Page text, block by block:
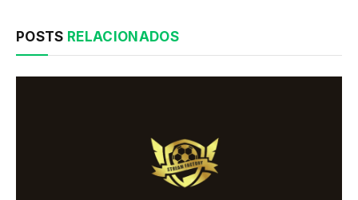
POSTS RELACIONADOS